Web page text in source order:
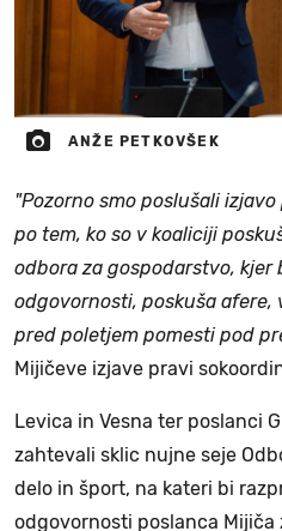
ANŽE PETKOVŠEK
"Pozorno smo poslušali
po tem, ko so v koaliciji
odbora za gospodarstvo,
odgovornosti, poskuša afere,
pred poletjem pomesti pod
Mijičeve izjave pravi
Levica in Vesna ter poslanci
zahtevali sklic nujne seje
delo in šport, na kateri bi
odgovornosti poslanca